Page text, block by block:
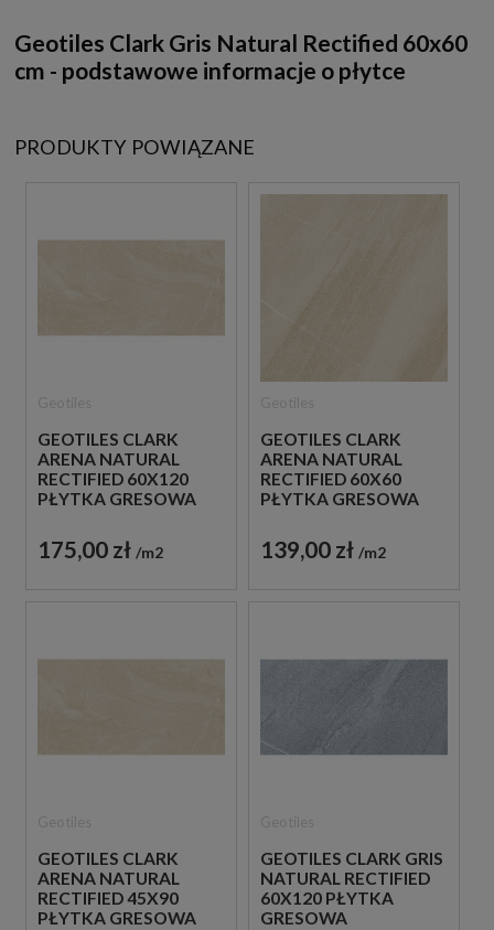
Geotiles Clark Gris Natural Rectified 60x60
cm - podstawowe informacje o płytce
PRODUKTY POWIĄZANE
GEOTILES CLARK
ARENA NATURAL
RECTIFIED 60X120
PŁYTKA GRESOWA
175,00 zł m2
GEOTILES CLARK
ARENA NATURAL
RECTIFIED 60X60
PŁYTKA GRESOWA
139,00 zł m2
GEOTILES CLARK
ARENA NATURAL
RECTIFIED 45X90
PŁYTKA GRESOWA
GEOTILES CLARK GRIS
NATURAL RECTIFIED
60X120 PŁYTKA
GRESOWA